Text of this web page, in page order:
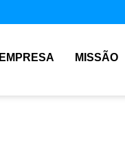
EMPRESA MISSÃO